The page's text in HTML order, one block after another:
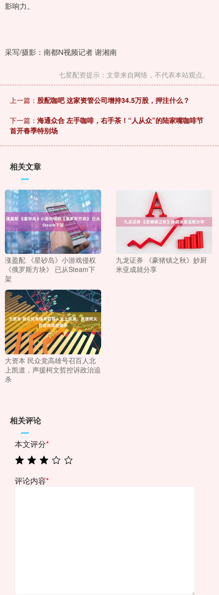
影响力。
采写/摄影：南都N视频记者 谢湘南
七星配资提示：文章来自网络，不代表本站观点。
上一篇： 股配咖吧 这家资管公司增持34.5万股，押注什么？
下一篇： 海通众合 左手咖啡，右手茶！“人从众”的陆家嘴咖啡节
首开春季特别场
相关文章
涨盈配 《星砂岛》小游戏侵权
《俄罗斯方块》 已从Steam下
架
九龙证券 《豪猪镇之秋》妙厨
米亚成就分享
大资本 民众党高雄号召百人北
上凯道，声援柯文哲控诉政治追
杀
相关评论
本文评分*
评论内容*